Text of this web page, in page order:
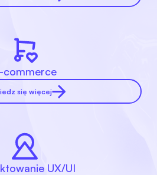
commerce
się więcej
UX/UI